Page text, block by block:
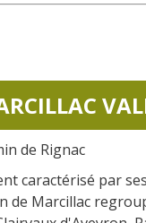
de Rignac
caractérisé par
de Marcillac